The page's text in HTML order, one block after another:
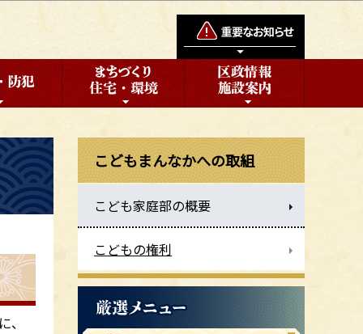
こどもまんなかへの取組
こども家庭部の概要
こどもの権利